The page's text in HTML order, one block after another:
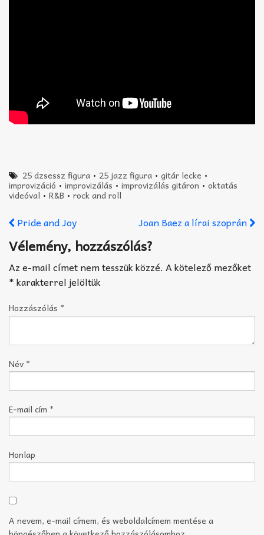
25 dzsessz figura • 25 jazz figura •gitár lecke •
improvizáció • improvizálás • improvizálás gitáron • oktatás
videóval • R&B • rock and roll
Pride and Joy Joan Baez a lírai szoprán
Vélemény, hozzászólás?
Az e-mail címet nem tesszük közzé. A kötelező mezőket
*karakterrel jelöltük
Hozzászólás *
Név *
E-mail cím *
Honlap
A nevem, e-mail címem, és weboldalcímem mentése a